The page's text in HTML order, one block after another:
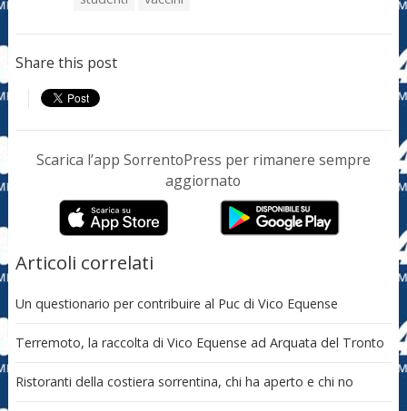
Share this post
Scarica l’app SorrentoPress per rimanere sempre
aggiornato
Articoli correlati
Un questionario per contribuire al Puc di Vico Equense
Terremoto, la raccolta di Vico Equense ad Arquata del Tronto
Ristoranti della costiera sorrentina, chi ha aperto e chi no